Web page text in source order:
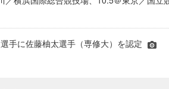
手に佐藤柚太選手（専修大）を認定